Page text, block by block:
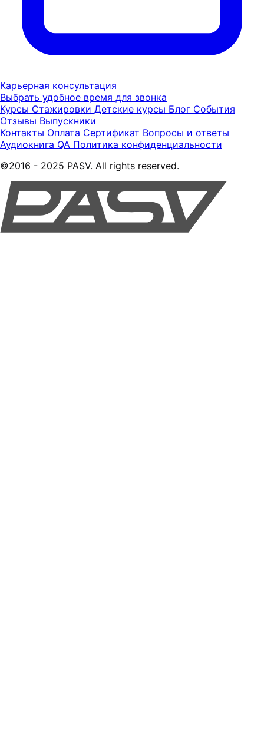
Карьерная консультация
Выбрать удобное время для звонка
Курсы Стажировки Детские курсы Блог События
Отзывы Выпускники
Контакты Оплата Сертификат Вопросы и ответы
Аудиокнига QA Политика конфиденциальности
©2016 - 2025 PASV. All rights reserved.